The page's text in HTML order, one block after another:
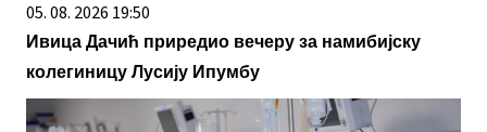
05. 08. 2026 19:50
Ивица Дачић приредио вечеру за намибијску
колегиницу Лусију Ипумбу